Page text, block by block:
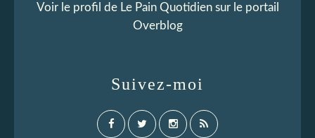
Voir le profil de Le Pain Quotidiensur le portail
Overblog
Suivez-moi